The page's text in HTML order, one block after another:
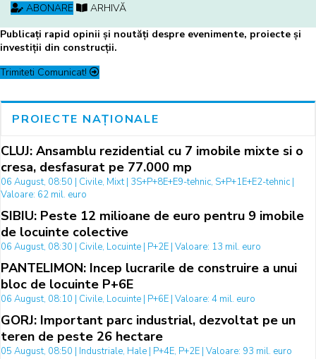
ABONARE
ARHIVĂ
Publicați rapid opinii și noutăți despre evenimente, proiecte și
investiții din construcții.
Trimiteti Comunicat!
PROIECTE NAȚIONALE
CLUJ: Ansamblu rezidential cu 7 imobile mixte si o
cresa, desfasurat pe 77.000 mp
06 August, 08:50 | Civile, Mixt | 3S+P+8E+E9-tehnic, S+P+1E+E2-tehnic |
Valoare: 62 mil. euro
SIBIU: Peste 12 milioane de euro pentru 9 imobile
de locuinte colective
06 August, 08:30 | Civile, Locuinte | P+2E | Valoare: 13 mil. euro
PANTELIMON: Incep lucrarile de construire a unui
bloc de locuinte P+6E
06 August, 08:10 | Civile, Locuinte | P+6E | Valoare: 4 mil. euro
GORJ: Important parc industrial, dezvoltat pe un
teren de peste 26 hectare
05 August, 08:50 | Industriale, Hale | P+4E, P+2E | Valoare: 93 mil. euro